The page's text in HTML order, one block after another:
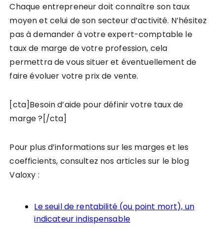
Chaque entrepreneur doit connaître son taux
moyen et celui de son secteur d’activité. N’hésitez
pas à demander à votre expert-comptable le
taux de marge de votre profession, cela
permettra de vous situer et éventuellement de
faire évoluer votre prix de vente.
[cta]Besoin d’aide pour définir votre taux de
marge ?[/cta]
Pour plus d’informations sur les marges et les
coefficients, consultez nos articles sur le blog
Valoxy :
Le seuil de rentabilité (ou point mort), un
indicateur indispensable